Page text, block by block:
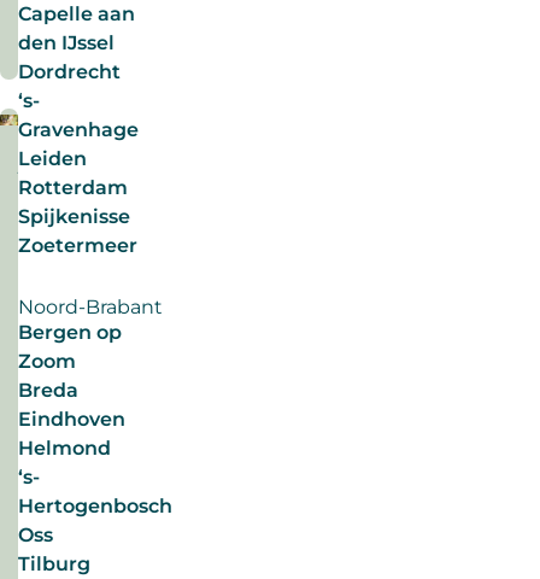
in
de
zomer.
Wat
is
waar
hierover?
De
mythe
de
zomertijd
sollicitatie
ontrafeld.
Lees
meer
juli
2026
duurzaam nieuws
werkweek
voor
duurzamere
inzet
Een
verkorte
driedaagse
werkweek,
lekker
vrij.
Voor
#duurzamearbeidsmarkt
#werkprivébalans
Capelle aan
den IJssel
Dordrecht
‘s-
Gravenhage
Leiden
Rotterdam
Spijkenisse
Zoetermeer
Noord-Brabant
Bergen op
Zoom
Breda
Eindhoven
Helmond
‘s-
Hertogenbosch
Oss
Tilburg